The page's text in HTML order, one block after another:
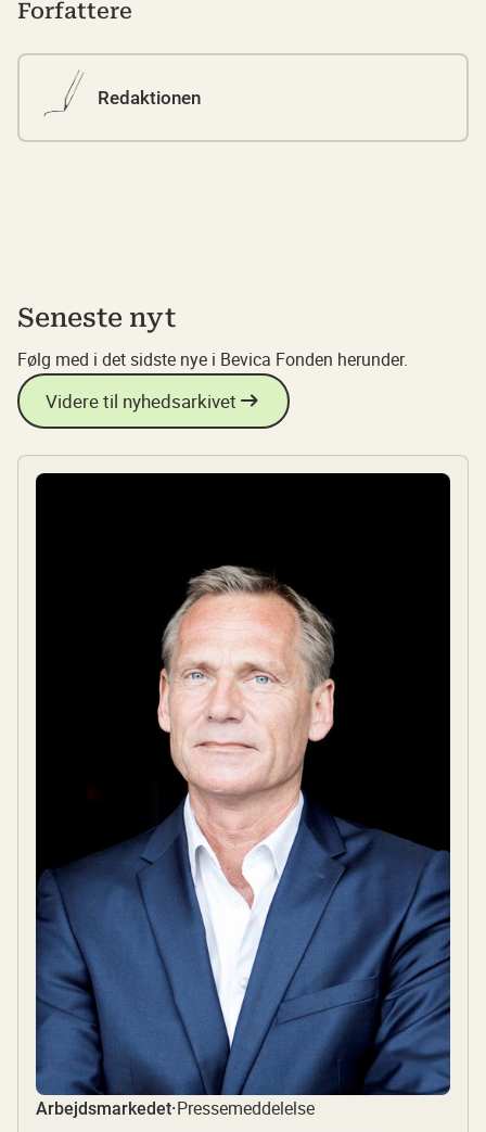
Forfattere
Redaktionen
Seneste nyt
Følg med i det sidste nye i Bevica Fonden herunder.
Videre til nyhedsarkivet
Arbejdsmarkedet·Pressemeddelelse